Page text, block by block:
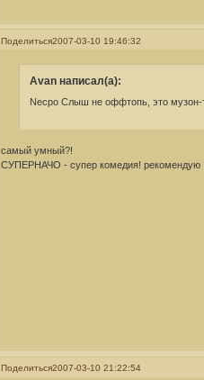
Поделиться2007-03-10 19:46:32
Avan написал(а):
Necpo Слыш не оффтопь, это музон-
самый умный?!
СУПЕРНАЧО - супер комедия! рекомендую
Поделиться2007-03-10 21:22:54